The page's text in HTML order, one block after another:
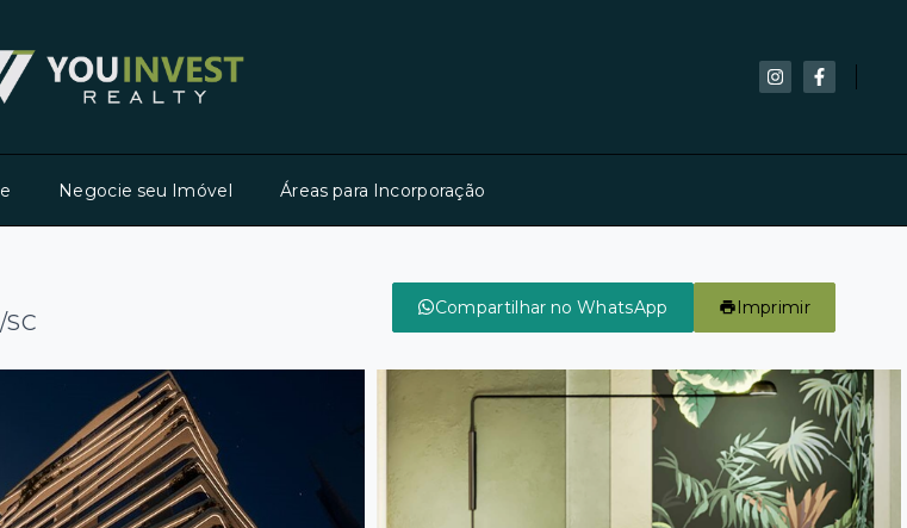
Negocie seu Imóvel Áreas para Incorporação
Compartilhar no WhatsApp Imprimir